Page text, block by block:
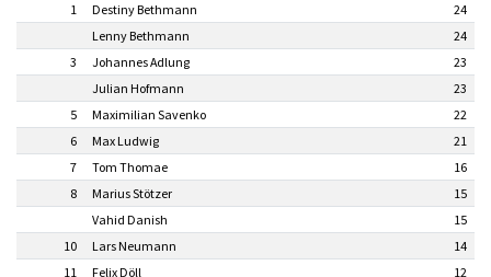
1 Destiny Bethmann
24
Lenny Bethmann
24
3
Johannes Adlung
23
Julian Hofmann
23
5
Maximilian Savenko
22
6
Max Ludwig
21
7
Tom Thomae
16
8
Marius Stötzer
15
Vahid Danish
15
10
Lars Neumann
14
11
Felix Döll
12